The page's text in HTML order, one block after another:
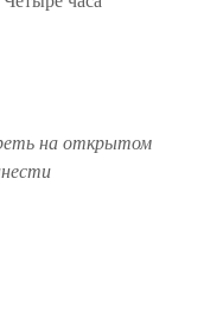
на открытом